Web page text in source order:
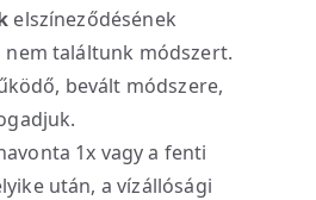
elszíneződésének
találtunk módszert.
bevált módszere,
1x vagy a fenti
után, a vízállósági